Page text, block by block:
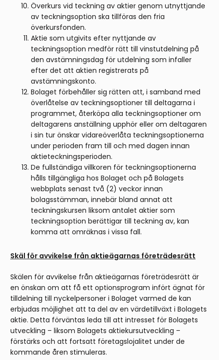
Överkurs vid teckning av aktier genom utnyttjande
av teckningsoption ska tillföras den fria
överkursfonden.
Aktie som utgivits efter nyttjande av
teckningsoption medför rätt till vinstutdelning på
den avstämningsdag för utdelning som infaller
efter det att aktien registrerats på
avstämningskonto.
Bolaget förbehåller sig rätten att, i samband med
överlåtelse av teckningsoptioner till deltagarna i
programmet, återköpa alla teckningsoptioner om
deltagarens anställning upphör eller om deltagaren
i sin tur önskar vidareöverlåta teckningsoptionerna
under perioden fram till och med dagen innan
aktieteckningsperioden.
De fullständiga villkoren för teckningsoptionerna
hålls tillgängliga hos Bolaget och på Bolagets
webbplats senast två (2) veckor innan
bolagsstämman, innebär bland annat att
teckningskursen liksom antalet aktier som
teckningsoption berättigar till teckning av, kan
komma att omräknas i vissa fall.
Skäl för avvikelse från aktieägarnas företrädesrätt
Skälen för avvikelse från aktieägarnas företrädesrätt är
en önskan om att få ett optionsprogram infört ägnat för
tilldelning till nyckelpersoner i Bolaget varmed de kan
erbjudas möjlighet att ta del av en värdetillväxt i Bolagets
aktie. Detta förväntas leda till att intresset för Bolagets
utveckling – liksom Bolagets aktiekursutveckling –
förstärks och att fortsatt företagslojalitet under de
kommande åren stimuleras.